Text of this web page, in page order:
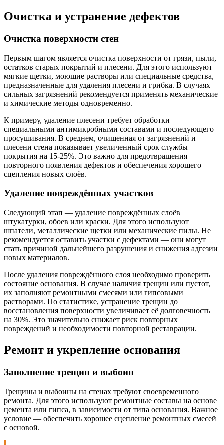
Очистка и устранение дефектов
Очистка поверхности стен
Первым шагом является очистка поверхности от грязи, пыли,
остатков старых покрытий и плесени. Для этого используют
мягкие щетки, моющие растворы или специальные средства,
предназначенные для удаления плесени и грибка. В случаях
сильных загрязнений рекомендуется применять механические
и химические методы одновременно.
К примеру, удаление плесени требует обработки
специальными антимикробными составами и последующего
просушивания. В среднем, очищенная от загрязнений и
плесени стена показывает увеличенный срок службы
покрытия на 15-25%. Это важно для предотвращения
повторного появления дефектов и обеспечения хорошего
сцепления новых слоёв.
Удаление повреждённых участков
Следующий этап — удаление повреждённых слоёв
штукатурки, обоев или краски. Для этого используют
шпатели, металлические щетки или механические пилы. Не
рекомендуется оставить участки с дефектами — они могут
стать причиной дальнейшего разрушения и снижения адгезии
новых материалов.
После удаления повреждённого слоя необходимо проверить
состояние основания. В случае наличия трещин или пустот,
их заполняют ремонтными смесями или гипсовыми
растворами. По статистике, устранение трещин до
восстановления поверхности увеличивает её долговечность
на 30%. Это значительно снижает риск повторных
повреждений и необходимости повторной реставрации.
Ремонт и укрепление основания
Заполнение трещин и выбоин
Трещины и выбоины на стенах требуют своевременного
ремонта. Для этого используют ремонтные составы на основе
цемента или гипса, в зависимости от типа основания. Важное
условие — обеспечить хорошее сцепление ремонтных смесей
с основой.